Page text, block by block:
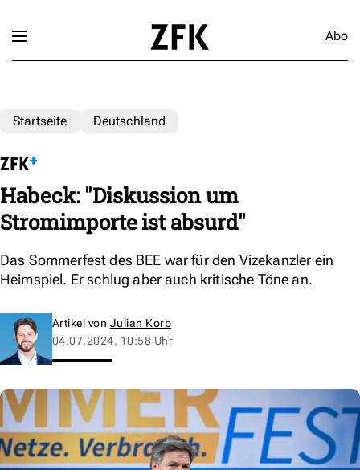
Abo
Startseite Deutschland
Habeck: "Diskussion um
Stromimporte ist absurd"
Das Sommerfest des BEE war für den Vizekanzler ein
Heimspiel. Er schlug aber auch kritische Töne an.
Artikel von Julian Korb
04.07.2024, 10:58 Uhr